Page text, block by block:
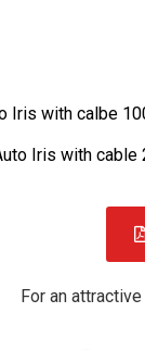
Iris with calbe
Iris with cable
For an